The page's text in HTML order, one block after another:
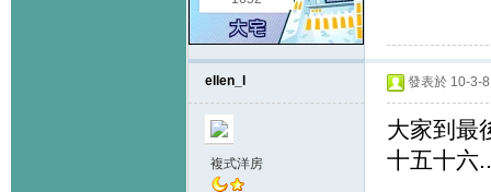
ellen_l
複式洋房
發表於 10-3-
大家到最
十五十六